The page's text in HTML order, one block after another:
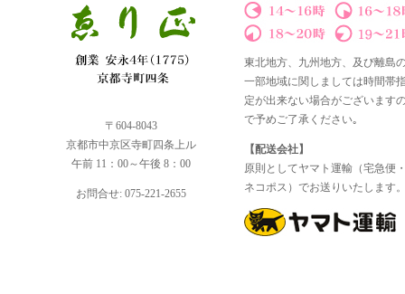
〒604-8043
京都市中京区寺町四条上ル
午前 11：00～午後 8：00
お問合せ: 075-221-2655
東北地方、九州地方、及び離島
一部地域に関しましては時間帯
定が出来ない場合がございます
で予めご了承ください｡
【配送会社】
原則としてヤマト運輸（宅急便
ネコポス）でお送りいたします